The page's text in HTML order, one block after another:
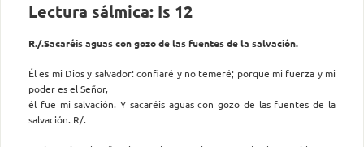
Lectura sálmica: Is 12
R./.Sacaréis aguas con gozo de las fuentes de la salvación.
Él es mi Dios y salvador: confiaré y no temeré; porque mi fuerza y mi
poder es el Señor,
él fue mi salvación. Y sacaréis aguas con gozo de las fuentes de la
salvación. R/.